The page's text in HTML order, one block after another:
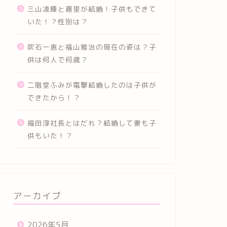
三山凌輝と趣里が結婚！子供もできて
いた！？性別は？
吹石一恵と福山雅治の現在の姿は？子
供は何人で何歳？
二階堂ふみが電撃結婚したのは子供が
できたから！？
福田淳社長とはだれ？結婚して妻も子
供もいた！？
アーカイブ
2026年5月